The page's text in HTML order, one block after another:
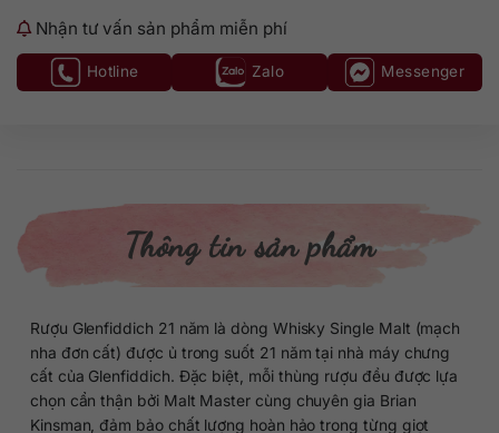
Nhận tư vấn sản phẩm miễn phí
Hotline Zalo Messenger
Thông tin sản phẩm
Rượu Glenfiddich 21 năm là dòng Whisky Single Malt (mạch
nha đơn cất) được ủ trong suốt 21 năm tại nhà máy chưng
cất của Glenfiddich. Đặc biệt, mỗi thùng rượu đều được lựa
chọn cẩn thận bởi Malt Master cùng chuyên gia Brian
Kinsman, đảm bảo chất lượng hoàn hảo trong từng giọt